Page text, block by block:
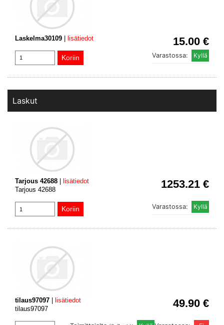
15.00 €
Laskelma30109 | lisätiedot
Varastossa:
Laskut
1253.21 €
Tarjous 42688
lisätiedot
Tarjous 42688
Varastossa:
49.90 €
tilaus97097
lisätiedot
tilaus97097